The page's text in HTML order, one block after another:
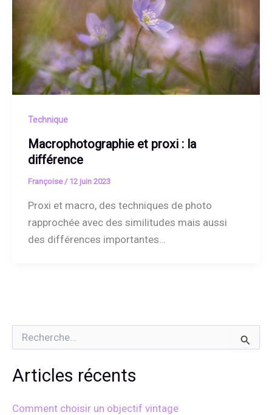
Technique
Macrophotographie et proxi : la
différence
Françoise/ 12 juin 2023
Proxi et macro, des techniques de photo
rapprochée avec des similitudes mais aussi
des différences importantes…
e
c
Articles récents
Comment choisir un objectif vintage